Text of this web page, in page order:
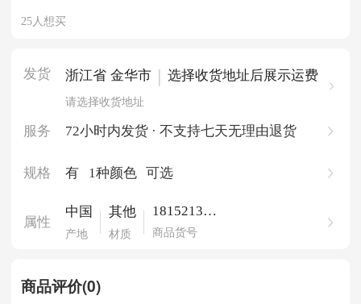
25人想买
发货 浙江省 金华市 | 选择收货地址后展示运费
请选择收货地址
服务 72小时内发货 · 不支持七天无理由退货
规格 有 1种颜色 可选
属性
中国
产地
其他
材质
181521396
7978
商品货号
商品评价(0)